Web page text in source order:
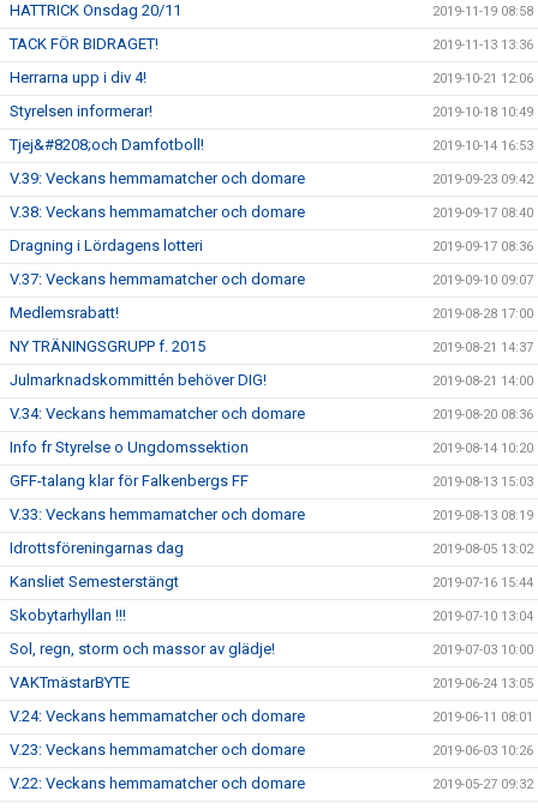
HATTRICK Onsdag 20/11 2019-11-19 08:58
TACK FÖR BIDRAGET! 2019-11-13 13:36
Herrarna upp i div 4! 2019-10-21 12:06
Styrelsen informerar! 2019-10-18 10:49
Tjej&#8208;och Damfotboll! 2019-10-14 16:53
V.39: Veckans hemmamatcher och domare 2019-09-23 09:42
V.38: Veckans hemmamatcher och domare 2019-09-17 08:40
Dragning i Lördagens lotteri 2019-09-17 08:36
V.37: Veckans hemmamatcher och domare 2019-09-10 09:07
Medlemsrabatt! 2019-08-28 17:00
NY TRÄNINGSGRUPP f. 2015 2019-08-21 14:37
Julmarknadskommittén behöver DIG! 2019-08-21 14:00
V.34: Veckans hemmamatcher och domare 2019-08-20 08:36
Info fr Styrelse o Ungdomssektion 2019-08-14 10:20
GFF-talang klar för Falkenbergs FF 2019-08-13 15:03
V.33: Veckans hemmamatcher och domare 2019-08-13 08:19
Idrottsföreningarnas dag 2019-08-05 13:02
Kansliet Semesterstängt 2019-07-16 15:44
Skobytarhyllan !!! 2019-07-10 13:04
Sol, regn, storm och massor av glädje! 2019-07-03 10:00
VAKTmästarBYTE 2019-06-24 13:05
V.24: Veckans hemmamatcher och domare 2019-06-11 08:01
V.23: Veckans hemmamatcher och domare 2019-06-03 10:26
V.22: Veckans hemmamatcher och domare 2019-05-27 09:32